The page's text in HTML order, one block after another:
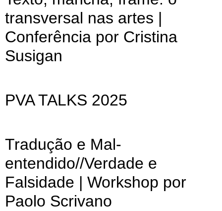
transversal nas artes |
Conferência por Cristina
Susigan
PVA TALKS 2025
Tradução e Mal-
entendido//Verdade e
Falsidade | Workshop por
Paolo Scrivano